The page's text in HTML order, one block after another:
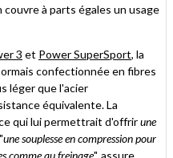
à parts égales un usage
3 et Power SuperSport, la
confectionnée en fibres
léger que l'acier
équivalente. La
qui lui permettrait d'offrirune
une souplesse en compression pour
comme au freinage", assure